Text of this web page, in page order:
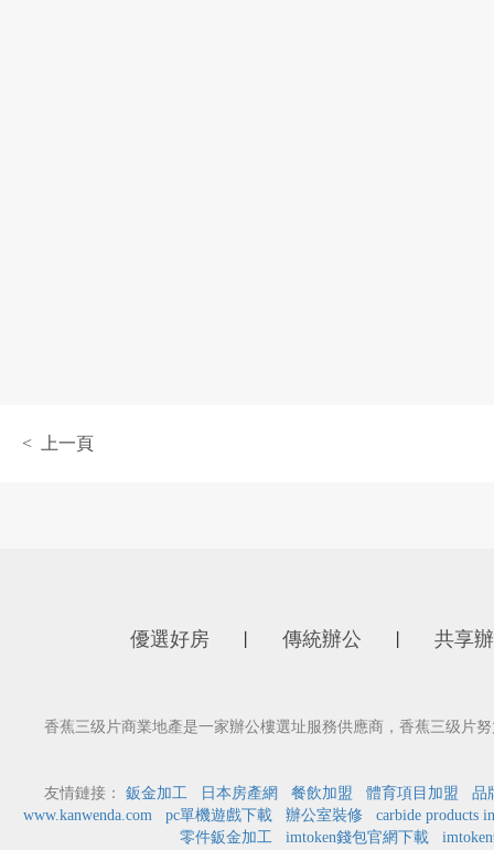
< 上一頁
優選好房 傳統辦公 共享
香蕉三级片商業地產是一家辦公樓選址服務供應商，香蕉三级片努
友情鏈接： 鈑金加工 日本房產網 餐飲加盟 體育項目加盟
品
www.kanwenda.com
pc單機遊戲下載 辦公室裝修
carbide products
零件鈑金加工
imtoken錢包官網下載